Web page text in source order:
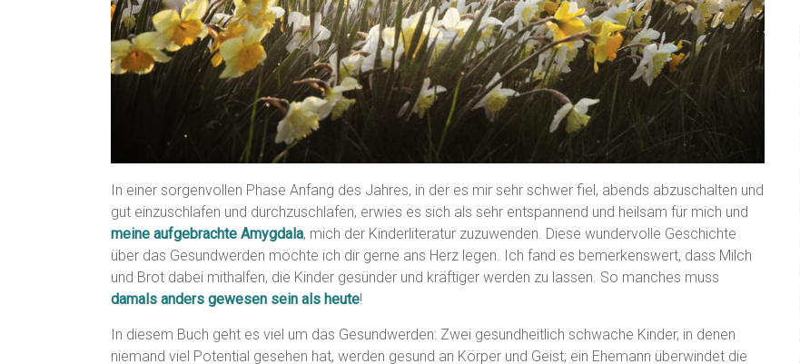
In einer sorgenvollen Phase Anfang des Jahres, in der es mir sehr schwer fiel, abends abzuschalten und
gut einzuschlafen und durchzuschlafen, erwies es sich als sehr entspannend und heilsam für mich und
meine aufgebrachte Amygdala, mich der Kinderliteratur zuzuwenden. Diese wundervolle Geschichte
über das Gesundwerden möchte ich dir gerne ans Herz legen. Ich fand es bemerkenswert, dass Milch
und Brot dabei mithalfen, die Kinder gesünder und kräftiger werden zu lassen. So manches muss
damals anders gewesen sein als heute!
In diesem Buch geht es viel um das Gesundwerden: Zwei gesundheitlich schwache Kinder, in denen
niemand viel Potential gesehen hat, werden gesund an Körper und Geist; ein Ehemann überwindet die